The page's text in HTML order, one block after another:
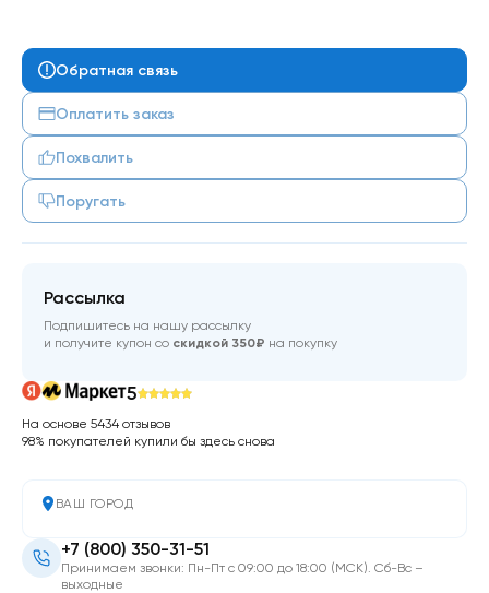
Обратная связь
Оплатить заказ
Похвалить
Поругать
ВАШ ГОРОД
+7 (800) 350-31-51
Принимаем звонки: Пн-Пт с 09:00 до 18:00 (МСК). Сб-Вс –
выходные
Рассылка
Подпишитесь на нашу рассылку
и получите купон со скидкой 350₽ на покупку
5
На основе 5434 отзывов
98% покупателей купили бы здесь снова